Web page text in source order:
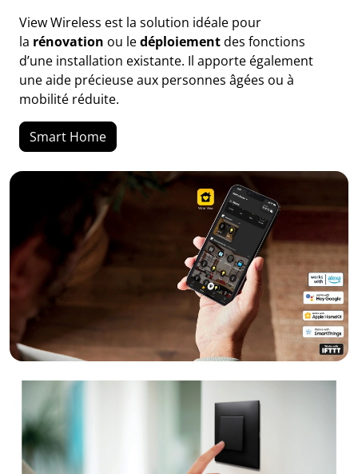
View Wireless est la solution idéale pour
la rénovation ou ledéploiementdes fonctions
d’une installation existante. Il apporte également
une aide précieuse aux personnes âgées ou à
mobilité réduite.
Smart Home